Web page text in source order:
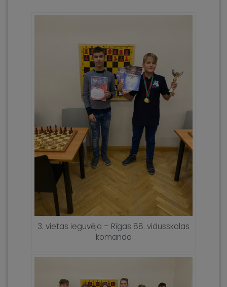
3. vietas ieguvēja – Rīgas 88. vidusskolas
komanda